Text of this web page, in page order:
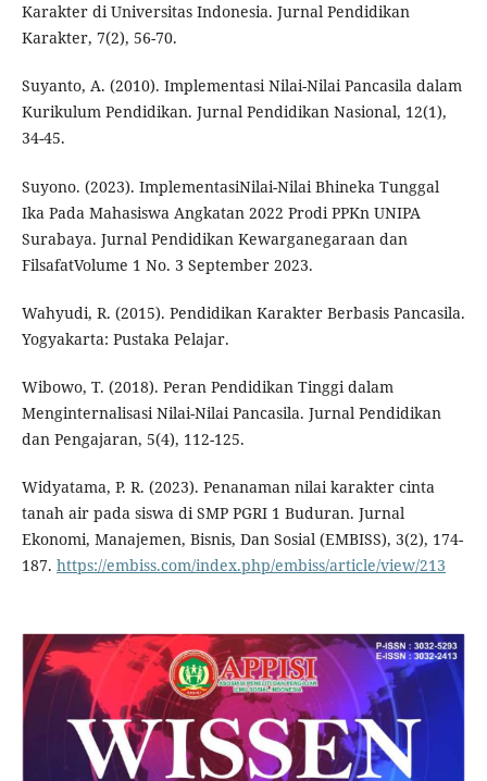
Karakter di Universitas Indonesia. Jurnal Pendidikan
Karakter, 7(2), 56-70.
Suyanto, A. (2010). Implementasi Nilai-Nilai Pancasila dalam
Kurikulum Pendidikan. Jurnal Pendidikan Nasional, 12(1),
34-45.
Suyono. (2023). ImplementasiNilai-Nilai Bhineka Tunggal
Ika Pada Mahasiswa Angkatan 2022 Prodi PPKn UNIPA
Surabaya. Jurnal Pendidikan Kewarganegaraan dan
FilsafatVolume 1 No. 3 September 2023.
Wahyudi, R. (2015). Pendidikan Karakter Berbasis Pancasila.
Yogyakarta: Pustaka Pelajar.
Wibowo, T. (2018). Peran Pendidikan Tinggi dalam
Menginternalisasi Nilai-Nilai Pancasila. Jurnal Pendidikan
dan Pengajaran, 5(4), 112-125.
Widyatama, P. R. (2023). Penanaman nilai karakter cinta
tanah air pada siswa di SMP PGRI 1 Buduran. Jurnal
Ekonomi, Manajemen, Bisnis, Dan Sosial (EMBISS), 3(2), 174-
187. https://embiss.com/index.php/embiss/article/view/213